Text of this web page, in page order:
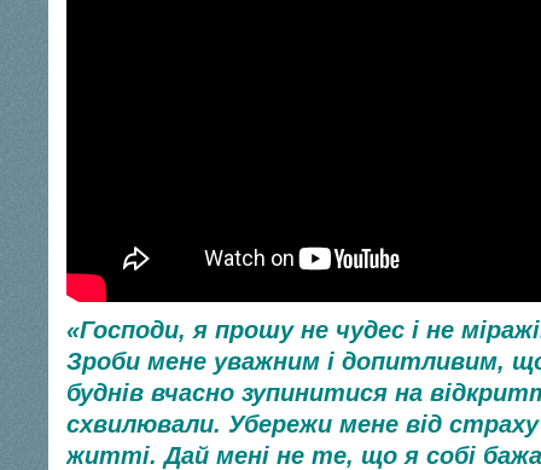
«Господи, я прошу не чудес і не
Зроби мене уважним і допитливим,
буднів вчасно зупинитися на
схвилювали. Убережи мене від
житті. Дай мені не те, що я собі